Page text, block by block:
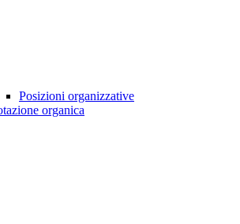
Posizioni organizzative
organica